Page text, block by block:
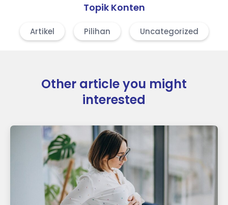
Topik Konten
Artikel Pilihan Uncategorized
Other article you might
interested